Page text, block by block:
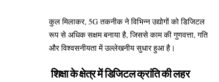
कुल मिलाकर, 5G तकनीक ने विभिन्न उद्योगों को डिजिटल
रूप से अधिक सक्षम बनाया है, जिससे काम की गुणवत्ता, गति
और विश्वसनीयता में उल्लेखनीय सुधार हुआ है।
शिक्षा के क्षेत्र में डिजिटल क्रांति की लहर